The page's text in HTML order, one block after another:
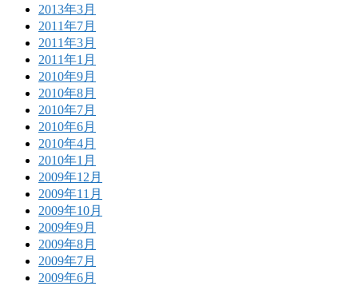
2013年3月
2011年7月
2011年3月
2011年1月
2010年9月
2010年8月
2010年7月
2010年6月
2010年4月
2010年1月
2009年12月
2009年11月
2009年10月
2009年9月
2009年8月
2009年7月
2009年6月